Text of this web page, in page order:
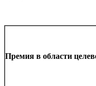
Премия в области